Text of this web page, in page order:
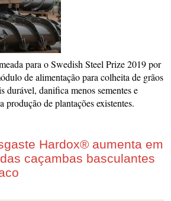
para o Swedish Steel Prize 2019 por
de alimentação para colheita de grãos
durável, danifica menos sementes e
produção de plantações existentes.
Hardox® aumenta em
caçambas basculantes